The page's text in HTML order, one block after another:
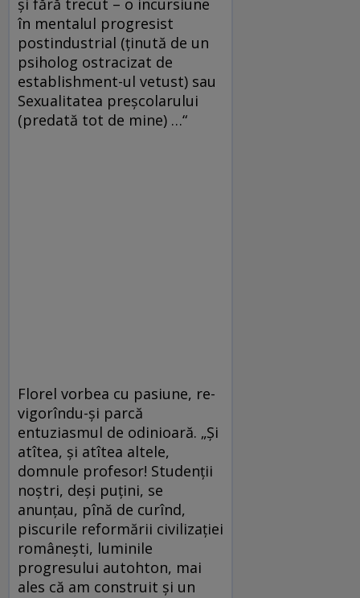
și fără trecut – o incursiune
în mentalul progresist
postindustrial (ținută de un
psiholog ostracizat de
establishment-ul vetust) sau
Sexualitatea preșcolarului
(predată tot de mine) …“
Florel vorbea cu pasiune, re­
vi­go­rîndu-și parcă
entuziasmul de odinioară. „Și
atîtea, și atîtea altele,
domnule profesor! Studenții
noștri, deși puțini, se
anunțau, pînă de curînd,
piscurile reformării civilizației
românești, luminile
progresului autohton, mai
ales că am construit și un